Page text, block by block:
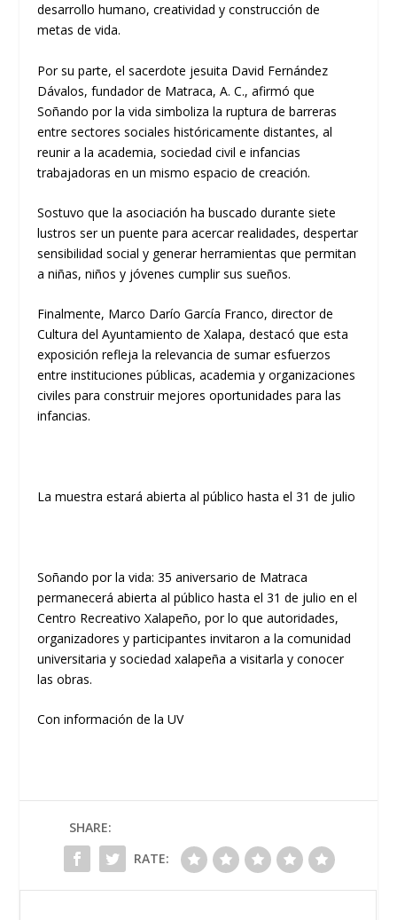
desarrollo humano, creatividad y construcción de
metas de vida.
Por su parte, el sacerdote jesuita David Fernández
Dávalos, fundador de Matraca, A. C., afirmó que
Soñando por la vida simboliza la ruptura de barreras
entre sectores sociales históricamente distantes, al
reunir a la academia, sociedad civil e infancias
trabajadoras en un mismo espacio de creación.
Sostuvo que la asociación ha buscado durante siete
lustros ser un puente para acercar realidades, despertar
sensibilidad social y generar herramientas que permitan
a niñas, niños y jóvenes cumplir sus sueños.
Finalmente, Marco Darío García Franco, director de
Cultura del Ayuntamiento de Xalapa, destacó que esta
exposición refleja la relevancia de sumar esfuerzos
entre instituciones públicas, academia y organizaciones
civiles para construir mejores oportunidades para las
infancias.
La muestra estará abierta al público hasta el 31 de julio
Soñando por la vida: 35 aniversario de Matraca
permanecerá abierta al público hasta el 31 de julio en el
Centro Recreativo Xalapeño, por lo que autoridades,
organizadores y participantes invitaron a la comunidad
universitaria y sociedad xalapeña a visitarla y conocer
las obras.
Con información de la UV
SHARE:
RATE: